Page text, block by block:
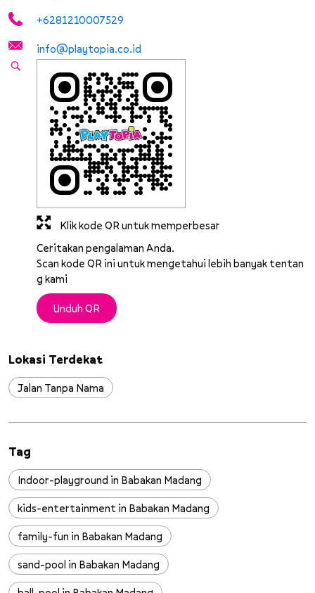
+6281210007529
info@playtopia.co.id
Ceritakan pengalaman Anda.
Scan kode QR ini untuk mengetahui lebih banyak tentan
g kami
Unduh QR
Klik kode QR untuk memperbesar
Lokasi Terdekat
Jalan Tanpa Nama
Tag
Indoor-playground in Babakan Madang
kids-entertainment in Babakan Madang
family-fun in Babakan Madang
sand-pool in Babakan Madang